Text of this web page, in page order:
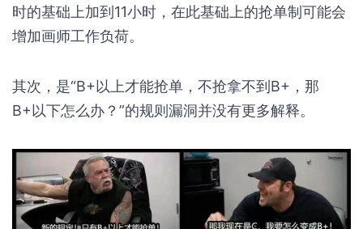
时的基础上加到11小时，在此基础上的抢单制可能会
增加画师工作负荷。
其次，是“B+以上才能抢单，不抢拿不到B+，那
B+以下怎么办？”的规则漏洞并没有更多解释。